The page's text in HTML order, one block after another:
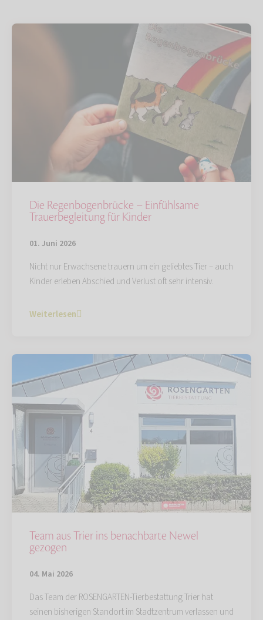
Die Regenbogenbrücke – Einfühlsame
Trauerbegleitung für Kinder
01. Juni 2026
Nicht nur Erwachsene trauern um ein geliebtes Tier – auch
Kinder erleben Abschied und Verlust oft sehr intensiv.
Weiterlesen
Team aus Trier ins benachbarte Newel
gezogen
04. Mai 2026
Das Team der ROSENGARTEN-Tierbestattung Trier hat
seinen bisherigen Standort im Stadtzentrum verlassen und